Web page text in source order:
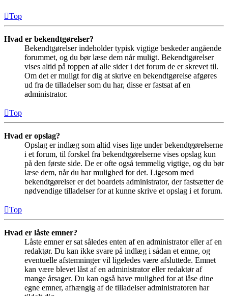
Top
Hvad er bekendtgørelser?
Bekendtgørelser indeholder typisk vigtige beskeder angående
forummet, og du bør læse dem når muligt. Bekendtgørelser
vises altid på toppen af alle sider i det forum de er skrevet til.
Om det er muligt for dig at skrive en bekendtgørelse afgøres
ud fra de tilladelser som du har, disse er fastsat af en
administrator.
Top
Hvad er opslag?
Opslag er indlæg som altid vises lige under bekendtgørelserne
i et forum, til forskel fra bekendtgørelserne vises opslag kun
på den første side. De er ofte også temmelig vigtige, og du bør
læse dem, når du har mulighed for det. Ligesom med
bekendtgørelser er det boardets administrator, der fastsætter de
nødvendige tilladelser for at kunne skrive et opslag i et forum.
Top
Hvad er låste emner?
Låste emner er sat således enten af en administrator eller af en
redaktør. Du kan ikke svare på indlæg i sådan et emne, og
eventuelle afstemninger vil ligeledes være afsluttede. Emnet
kan være blevet låst af en administrator eller redaktør af
mange årsager. Du kan også have mulighed for at låse dine
egne emner, afhængig af de tilladelser administratoren har